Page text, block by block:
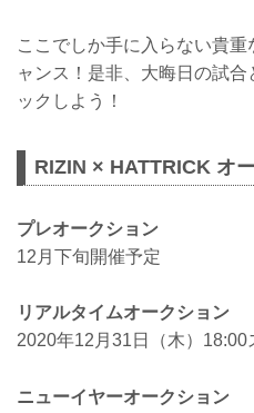
ここでしか手に入らない貴
ャンス！是非、大晦日の試
ックしよう！
RIZIN × HATTRICK オ
プレオークション
12月下旬開催予定
リアルタイムオークション
2020年12月31日（木）18:00
ニューイヤーオークション